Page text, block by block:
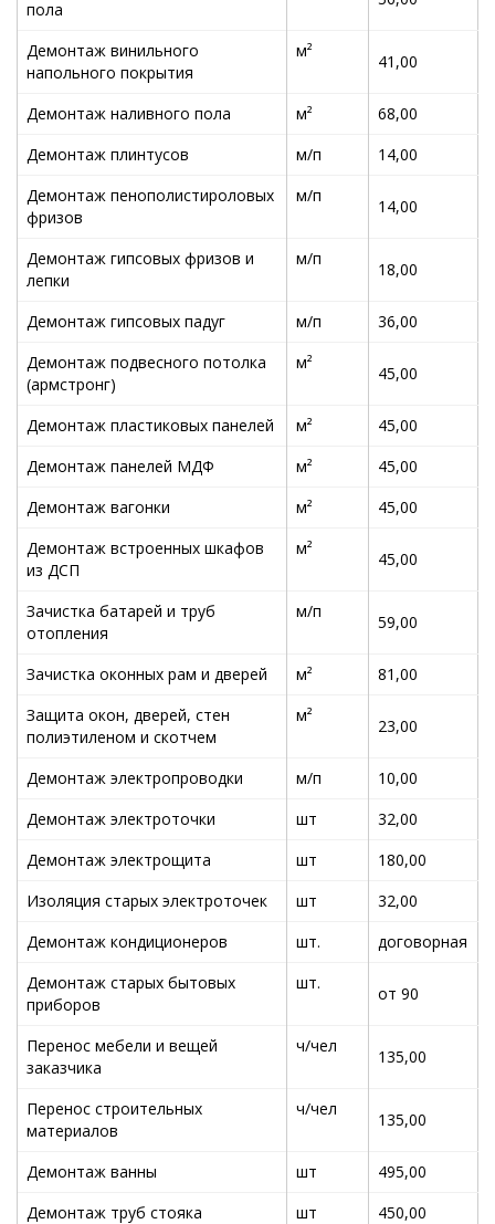
пола
Демонтаж винильного
напольного покрытия
м²
41,00
Демонтаж наливного пола м²
68,00
Демонтаж плинтусов
м/п
14,00
Демонтаж пенополистироловых
фризов
м/п
14,00
Демонтаж гипсовых фризов и
лепки
м/п
18,00
Демонтаж гипсовых падуг м/п
36,00
Демонтаж подвесного потолка
(армстронг)
м²
45,00
Демонтаж пластиковых панелей м²
45,00
Демонтаж панелей МДФ
м²
45,00
Демонтаж вагонки
м²
45,00
Демонтаж встроенных шкафов
из ДСП
м²
45,00
Зачистка батарей и труб
отопления
м/п
59,00
Зачистка оконных рам и дверей м²
81,00
Защита окон, дверей, стен
полиэтиленом и скотчем
м²
23,00
Демонтаж электропроводки м/п
10,00
Демонтаж электроточки
шт
32,00
Демонтаж электрощита
шт
180,00
Изоляция старых электроточек
шт
32,00
Демонтаж кондиционеров
шт.
договорная
Демонтаж старых бытовых
приборов
шт.
от 90
Перенос мебели и вещей
заказчика
ч/чел
135,00
Перенос строительных
материалов
ч/чел
135,00
Демонтаж ванны шт
495,00
Демонтаж труб стояка
шт
450,00